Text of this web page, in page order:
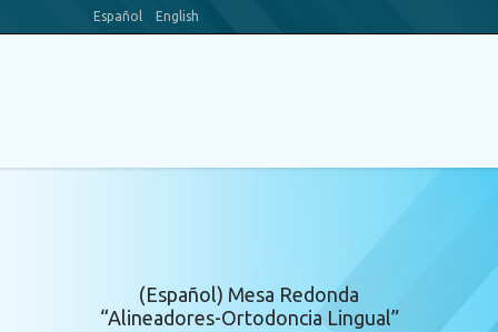
Español English
(Español) Mesa Redonda
“Alineadores-Ortodoncia Lingual”